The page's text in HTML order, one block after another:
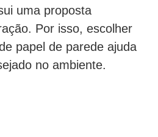
uma proposta
Por isso, escolher
papel de parede ajuda
no ambiente.